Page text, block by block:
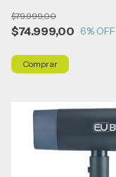
$74.999,00
$79.999,00
6% OFF